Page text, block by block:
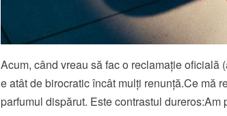
Acum, când vreau să fac o reclamație oficială
e atât de birocratic încât mulți renunță.Ce mă
parfumul dispărut. Este contrastul